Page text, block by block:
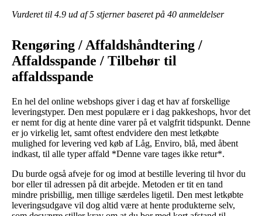
Vurderet til 4.9 ud af 5 stjerner baseret på 40 anmeldelser
Rengøring / Affaldshåndtering /
Affaldsspande / Tilbehør til
affaldsspande
En hel del online webshops giver i dag et hav af forskellige
leveringstyper. Den mest populære er i dag pakkeshops, hvor det
er nemt for dig at hente dine varer på et valgfrit tidspunkt. Denne
er jo virkelig let, samt oftest endvidere den mest letkøbte
mulighed for levering ved køb af Låg, Enviro, blå, med åbent
indkast, til alle typer affald *Denne vare tages ikke retur*.
Du burde også afveje for og imod at bestille levering til hvor du
bor eller til adressen på dit arbejde. Metoden er tit en tand
mindre prisbillig, men tillige særdeles ligetil. Den mest letkøbte
leveringsudgave vil dog altid være at hente produkterne selv,